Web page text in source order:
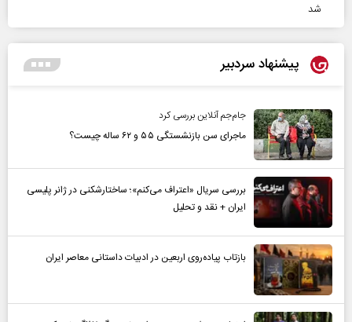
شد
پیشنهاد سردبیر
جام‌جم آنلاین بررسی کرد
ماجرای سن بازنشستگی ۵۵ و ۶۲ ساله چیست؟
بررسی سریال «اعتراف می‌کنم»؛ ساختارشکنی در ژانر پلیسی
ایران + نقد و تحلیل
بازتاب پیاده‌روی اربعین در ادبیات داستانی معاصر ایران